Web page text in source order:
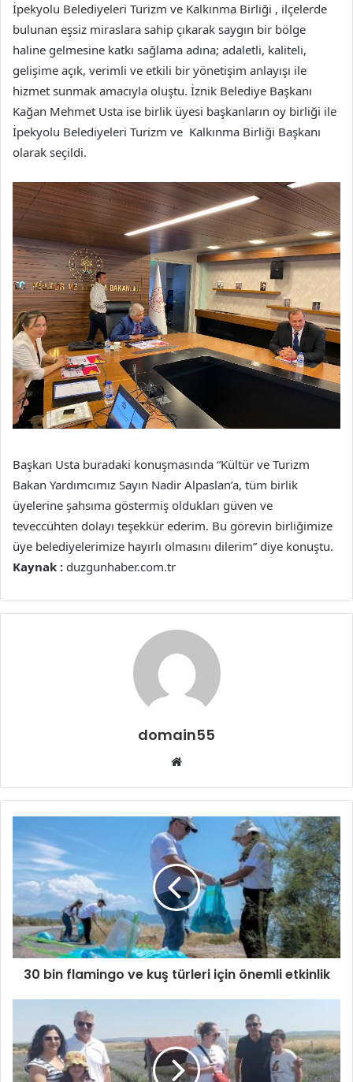
İpekyolu Belediyeleri Turizm ve Kalkınma Birliği , ilçelerde
bulunan eşsiz miraslara sahip çıkarak saygın bir bölge
haline gelmesine katkı sağlama adına; adaletli, kaliteli,
gelişime açık, verimli ve etkili bir yönetişim anlayışı ile
hizmet sunmak amacıyla oluştu. İznik Belediye Başkanı
Kağan Mehmet Usta ise birlik üyesi başkanların oy birliği ile
İpekyolu Belediyeleri Turizm ve Kalkınma Birliği Başkanı
olarak seçildi.
Başkan Usta buradaki konuşmasında “Kültür ve Turizm
Bakan Yardımcımız Sayın Nadir Alpaslan’a, tüm birlik
üyelerine şahsıma göstermiş oldukları güven ve
teveccühten dolayı teşekkür ederim. Bu görevin birliğimize
üye belediyelerimize hayırlı olmasını dilerim” diye konuştu.
Kaynak : duzgunhaber.com.tr
domain55
Web
30 bin flamingo ve kuş türleri için önemli etkinlik